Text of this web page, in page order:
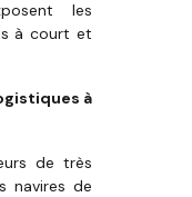
les
à court et
à
de très
navires de